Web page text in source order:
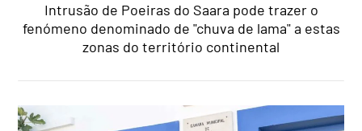
Intrusão de Poeiras do Saara pode trazer o
fenómeno denominado de "chuva de lama" a estas
zonas do território continental